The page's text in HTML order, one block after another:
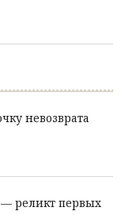
невозврата
реликт первых